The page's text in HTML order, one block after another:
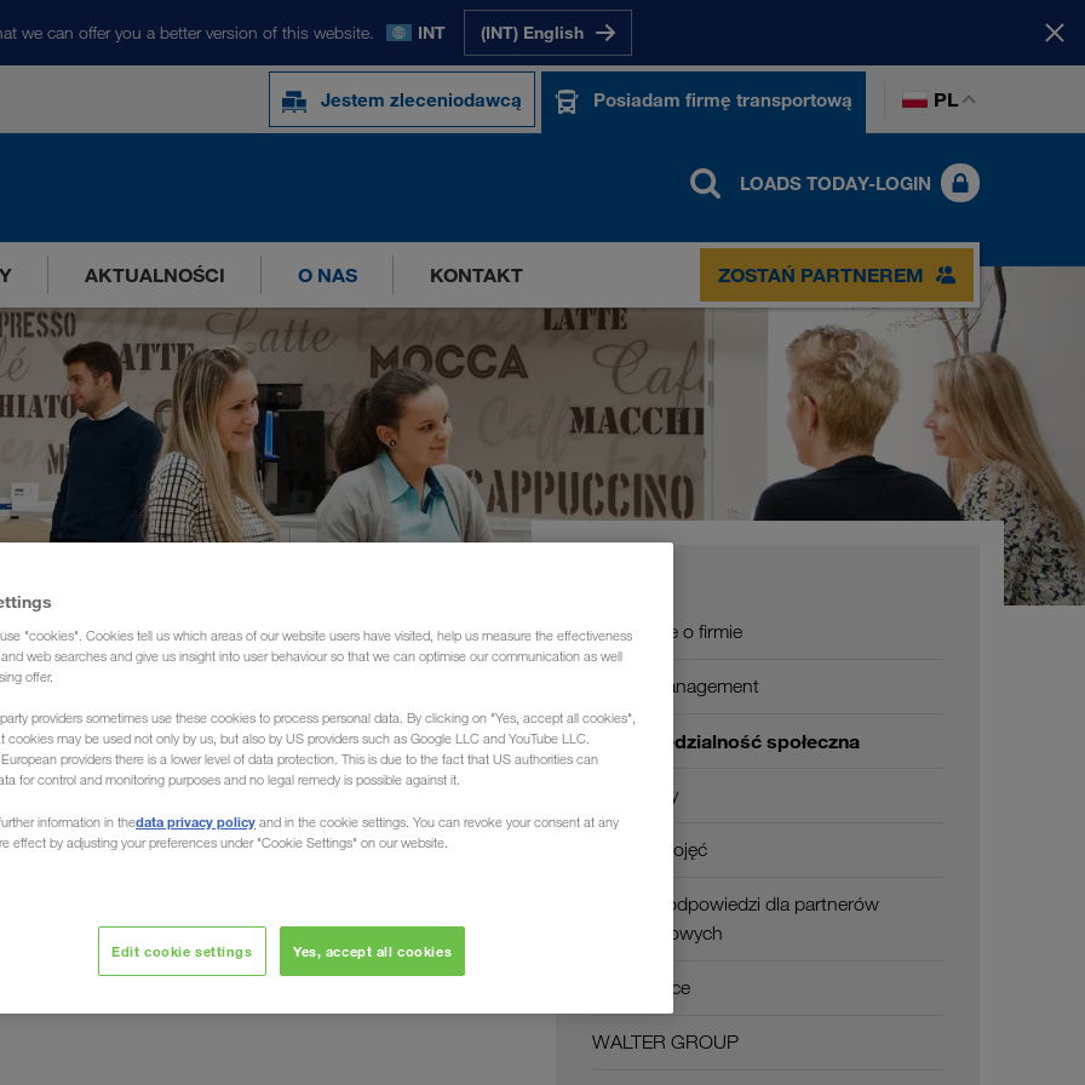
we can offer you a better version of this website. INT (INT) English
Jestem zleceniodawcą Posiadam firmę transportową PL
LOADS TODAY-LOGIN
AKTUALNOŚCI O NAS KONTAKT ZOSTAŃ PARTNEREM
się do długotrwałego gospodarczego
najlepszych talentów z całej Europy.
jesteśmy dużą rodziną, ktorej zadaniem w
gospodarczego dobrobytu i socjalnej więzi w
i środowiskiem.
naszej firmy.
Informacje o firmie
SHEQ-Management
Odpowiedzialność społeczna
Certyfikaty
Słownik pojęć
Pytania i odpowiedzi dla partnerów
transportowych
Compliance
WALTER GROUP
"cookies". Cookies tell us which areas of our website users have visited, help us measure the effectiveness
web searches and give us insight into user behaviour so that we can optimise our communication as well
offer.
providers sometimes use these cookies to process personal data. By clicking on "Yes, accept all cookies",
cookies may be used not only by us, but also by US providers such as Google LLC and YouTube LLC.
providers there is a lower level of data protection. This is due to the fact that US authorities can
for control and monitoring purposes and no legal remedy is possible against it.
information in thedata privacy policy and in the cookie settings. You can revoke your consent at any
effect by adjusting your preferences under "Cookie Settings" on our website.
Edit cookie settings Yes, accept all cookies